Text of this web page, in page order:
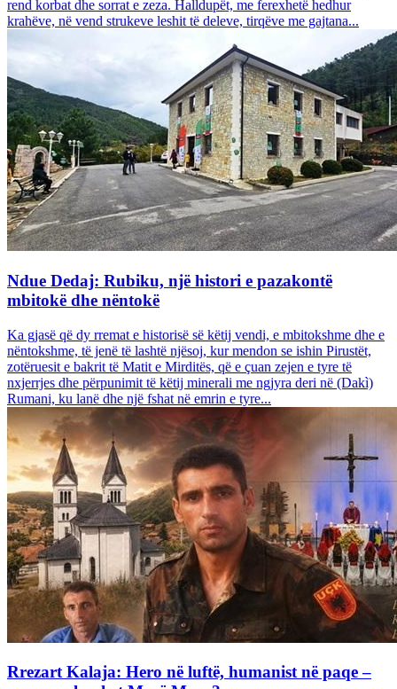
rend korbat dhe sorrat e zeza. Halldupët, me ferexhetë hedhur
krahëve, në vend strukeve leshit të deleve, tirqëve me gajtana...
Ndue Dedaj: Rubiku, një histori e pazakontë
mbitokë dhe nëntokë
Ka gjasë që dy rremat e historisë së këtij vendi, e mbitokshme dhe e
nëntokshme, të jenë të lashtë njësoj, kur mendon se ishin Pirustët,
zotëruesit e bakrit të Matit e Mirditës, që e çuan zejen e tyre të
nxjerrjes dhe përpunimit të këtij minerali me ngjyra deri në (Dakì)
Rumani, ku lanë dhe një fshat në emrin e tyre...
Rrezart Kalaja: Hero në luftë, humanist në paqe –